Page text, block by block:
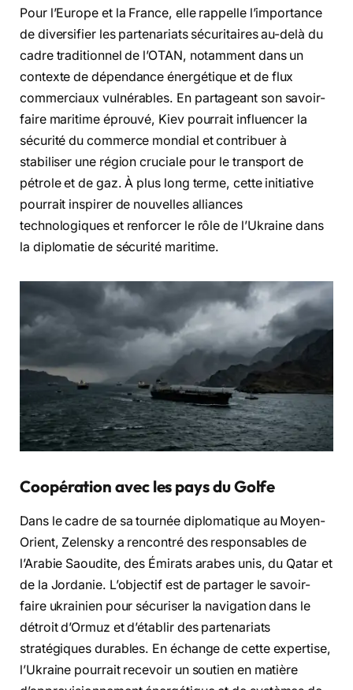
Pour l’Europe et la France, elle rappelle l’importance
de diversifier les partenariats sécuritaires au-delà du
cadre traditionnel de l’OTAN, notamment dans un
contexte de dépendance énergétique et de flux
commerciaux vulnérables. En partageant son savoir-
faire maritime éprouvé, Kiev pourrait influencer la
sécurité du commerce mondial et contribuer à
stabiliser une région cruciale pour le transport de
pétrole et de gaz. À plus long terme, cette initiative
pourrait inspirer de nouvelles alliances
technologiques et renforcer le rôle de l’Ukraine dans
la diplomatie de sécurité maritime.
Coopération avec les pays du Golfe
Dans le cadre de sa tournée diplomatique au Moyen-
Orient, Zelensky a rencontré des responsables de
l’Arabie Saoudite, des Émirats arabes unis, du Qatar et
de la Jordanie. L’objectif est de partager le savoir-
faire ukrainien pour sécuriser la navigation dans le
détroit d’Ormuz et d’établir des partenariats
stratégiques durables. En échange de cette expertise,
l’Ukraine pourrait recevoir un soutien en matière